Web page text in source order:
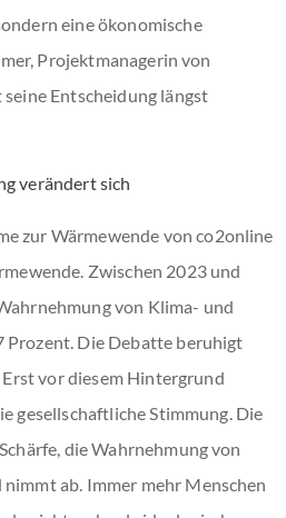
eine ökonomische
Projektmanagerin von
Entscheidung längst
verändert sich
zur Wärmewende von co2online
Zwischen 2023 und
von Klima- und
Prozent. Die Debatte beruhigt
vor diesem Hintergrund
gesellschaftliche Stimmung. Die
die Wahrnehmung von
ab. Immer mehr Menschen